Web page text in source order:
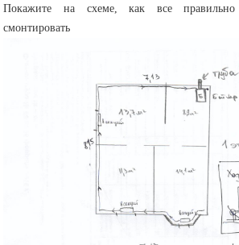
Покажите на схеме, как все правильно